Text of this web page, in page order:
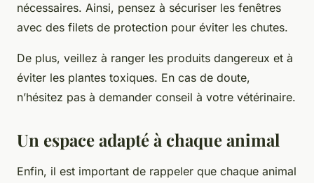
nécessaires. Ainsi, pensez à sécuriser les fenêtres
avec des filets de protection pour éviter les chutes.
De plus, veillez à ranger les produits dangereux et à
éviter les plantes toxiques. En cas de doute,
n’hésitez pas à demander conseil à votre vétérinaire.
Un espace adapté à chaque animal
Enfin, il est important de rappeler que chaque animal